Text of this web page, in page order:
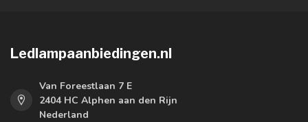
Ledlampaanbiedingen.nl
Van Foreestlaan 7 E
2404 HC Alphen aan den Rijn
Nederland